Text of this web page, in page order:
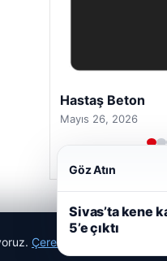
Hastaş Beton
Mayıs 26, 2026
Çerez Politikamız
Göz Atın
Sivas’ta kene
5’e çıktı